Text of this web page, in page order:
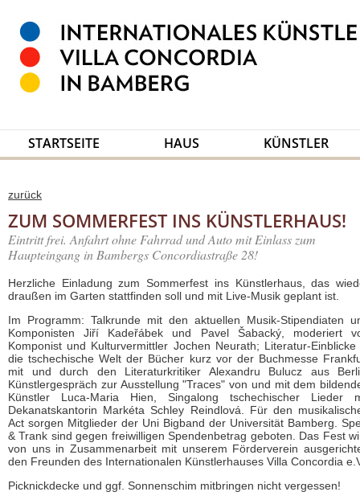
STARTSEITE HAUS KÜNSTLER
zurück
ZUM SOMMERFEST INS KÜNSTLERHAUS!
Eintritt frei. Anfahrt ohne Fahrrad und Auto mit Einlass zum
Haupteingang in Bambergs Concordiastraße 28!
Herzliche Einladung zum Sommerfest ins Künstlerhaus, das
draußen im Garten stattfinden soll und mit Live-Musik geplant ist.
Im Programm: Talkrunde mit den aktuellen Musik-Stipendiaten
Komponisten Jiří Kadeřábek und Pavel Šabacký, moderiert
Komponist und Kulturvermittler Jochen Neurath; Literatur-Einblicke
die tschechische Welt der Bücher kurz vor der Buchmesse
mit und durch den Literaturkritiker Alexandru Bulucz aus
Künstlergespräch zur Ausstellung "Traces" von und mit dem
Künstler Luca-Maria Hien, Singalong tschechischer Lieder
Dekanatskantorin Markéta Schley Reindlová. Für den
Act sorgen Mitglieder der Uni Bigband der Universität Bamberg.
& Trank sind gegen freiwilligen Spendenbetrag geboten. Das Fest
von uns in Zusammenarbeit mit unserem Förderverein
den Freunden des Internationalen Künstlerhauses Villa Concordia
Picknickdecke und ggf. Sonnenschim mitbringen nicht vergessen!